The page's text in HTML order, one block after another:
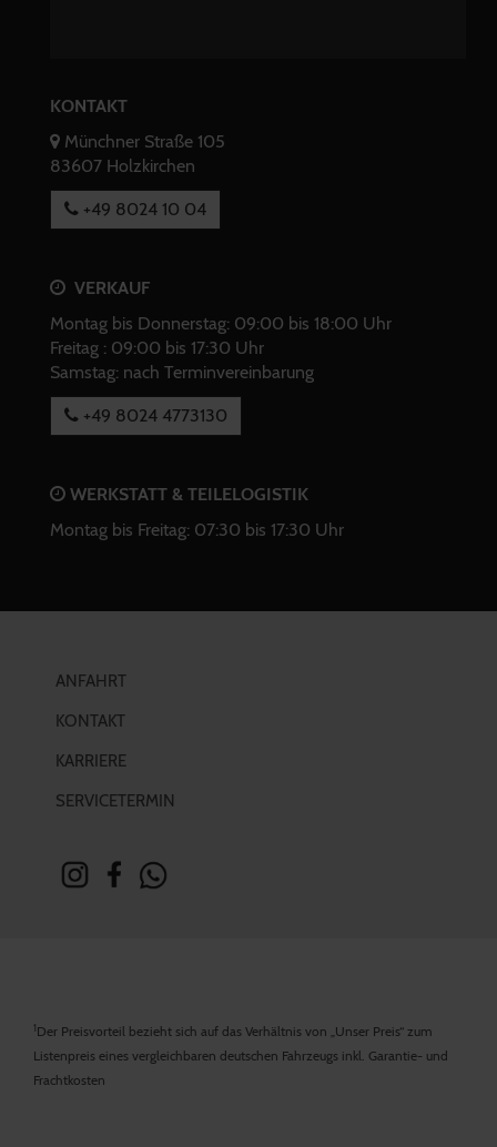
KONTAKT
Münchner Straße 105
83607 Holzkirchen
+49 8024 10 04
VERKAUF
Montag bis Donnerstag: 09:00 bis 18:00 Uhr
Freitag : 09:00 bis 17:30 Uhr
Samstag: nach Terminvereinbarung
+49 8024 4773130
WERKSTATT & TEILELOGISTIK
Montag bis Freitag: 07:30 bis 17:30 Uhr
ANFAHRT
KONTAKT
KARRIERE
SERVICETERMIN
1Der Preisvorteil bezieht sich auf das Verhältnis von „Unser Preis“ zum
Listenpreis eines vergleichbaren deutschen Fahrzeugs inkl. Garantie- und
Frachtkosten